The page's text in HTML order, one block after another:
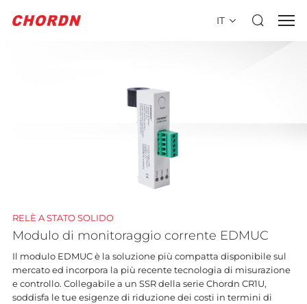
IT
RELÈ A STATO SOLIDO
Modulo di monitoraggio corrente EDMUC
Il modulo EDMUC è la soluzione più compatta disponibile sul
mercato ed incorpora la più recente tecnologia di misurazione
e controllo. Collegabile a un SSR della serie Chordn CR1U,
soddisfa le tue esigenze di riduzione dei costi in termini di